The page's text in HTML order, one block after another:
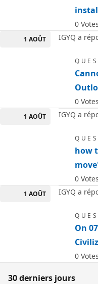
0 Votes
1 AOÛT IGYQ a
0 Votes
1 AOÛT IGYQ a
how
0 Votes
1 AOÛT IGYQ a
On
0 Votes
30 derniers jours